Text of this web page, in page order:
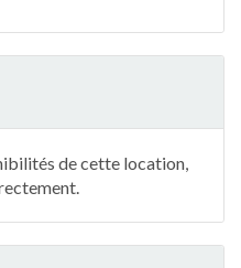
de cette location,